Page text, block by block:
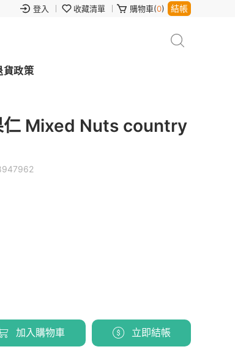
登入 收藏清單 購物車(0) 結帳
貨政策
仁 Mixed Nuts country
加入購物車 立即結帳